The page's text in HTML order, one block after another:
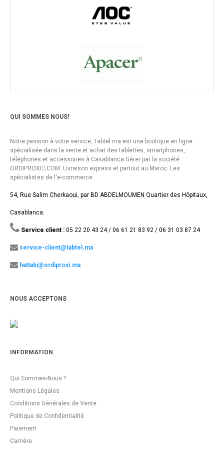
QUI SOMMES NOUS!
Notre passion à votre service, Tabtel.ma est une boutique en ligne
spécialisée dans la vente et achat des tablettes, smartphones,
téléphones et accessoires à Casablanca Gérer par la société
ORDIPROXI.ِCOM. Livraison express et partout au Maroc. Les
spécialistes de l'e-commerce.
54, Rue Salim Cherkaoui, par BD ABDELMOUMEN Quartier des Hôpitaux,
Casablanca.
Service client : 05 22 20 43 24 / 06 61 21 83 92 / 06 31 03 87 24
service-client@tabtel.ma
hattabi@ordiproxi.ma
NOUS ACCEPTONS
INFORMATION
Qui Sommes-Nous ?
Mentions Légales
Conditions Générales de Vente
Politique de Confidentialité
Paiement
Carrière